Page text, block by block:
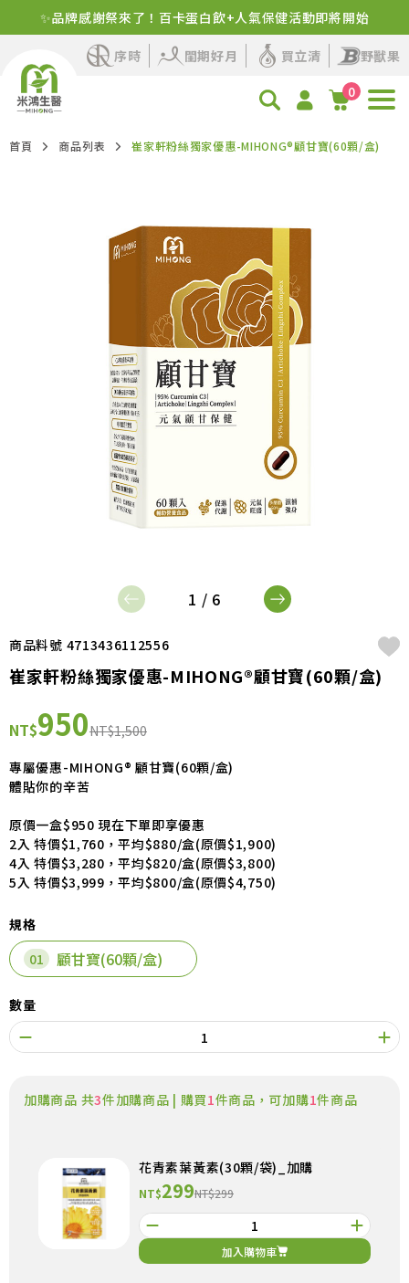
✨品牌感謝祭來了！百卡蛋白飲+人氣保健活動即將開始
序時 閨期好月 買立清
野獸果
0
首頁 商品列表 崔家軒粉絲獨家優惠-MIHONG®顧甘寶(60顆/盒)
1 / 6
商品料號 4713436112556
崔家軒粉絲獨家優惠-MIHONG®顧甘寶(60顆/盒)
NT$950NT$1,500
專屬優惠-MIHONG® 顧甘寶(60顆/盒)
體貼你的辛苦
原價一盒$950 現在下單即享優惠
2入 特價$1,760，平均$880/盒(原價$1,900)
4入 特價$3,280，平均$820/盒(原價$3,800)
5入 特價$3,999，平均$800/盒(原價$4,750)
規格
顧甘寶(60顆/盒)
數量
加購商品 共3件加購商品 | 購買1件商品，可加購1件商品
花青素葉黃素(30顆/袋)_加購
NT$299NT$299
加入購物車